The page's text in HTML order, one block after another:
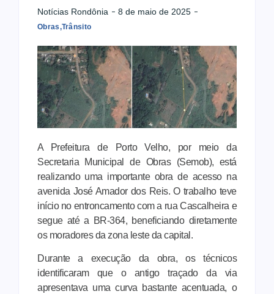
Notícias Rondônia 8 de maio de 2025
Obras,Trânsito
A Prefeitura de Porto Velho, por meio da
Secretaria Municipal de Obras (Semob), está
realizando uma importante obra de acesso na
avenida José Amador dos Reis. O trabalho teve
início no entroncamento com a rua Cascalheira e
segue até a BR-364, beneficiando diretamente
os moradores da zona leste da capital.
Durante a execução da obra, os técnicos
identificaram que o antigo traçado da via
apresentava uma curva bastante acentuada, o